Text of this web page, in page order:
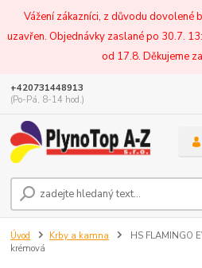
Vážení zákazníci, z důvodu dovolené
uzavřen. Objednávky zaslané po 30.7.
od 17.8. Děkujeme
+420731448913
(Po-Pá, 8-14 hod.)
Úvod Krby a kamna
HS FLAMINGO
krémová